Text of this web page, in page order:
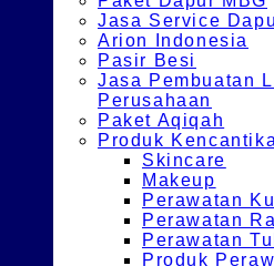
Jasa Service
Arion Indonesia
Pasir Besi
Jasa Pembuatan
Perusahaan
Paket Aqiqah
Produk
Skincare
Makeup
Perawatan
Perawatan
Perawatan
Produk